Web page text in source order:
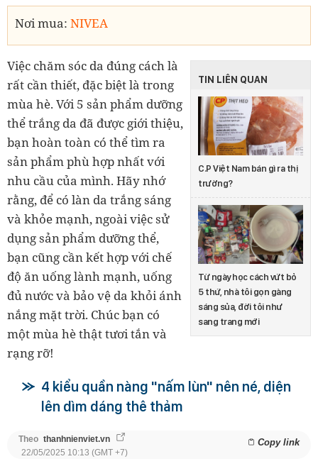
Nơi mua: NIVEA
TIN LIÊN QUAN
C.P Việt Nam bán gì ra thị
trường?
Từ ngày học cách vứt bỏ
5 thứ, nhà tôi gọn gàng
sáng sủa, đời tôi như
sang trang mới
Việc chăm sóc da đúng cách là
rất cần thiết, đặc biệt là trong
mùa hè. Với 5 sản phẩm dưỡng
thể trắng da đã được giới thiệu,
bạn hoàn toàn có thể tìm ra
sản phẩm phù hợp nhất với
nhu cầu của mình. Hãy nhớ
rằng, để có làn da trắng sáng
và khỏe mạnh, ngoài việc sử
dụng sản phẩm dưỡng thể,
bạn cũng cần kết hợp với chế
độ ăn uống lành mạnh, uống
đủ nước và bảo vệ da khỏi ánh
nắng mặt trời. Chúc bạn có
một mùa hè thật tươi tắn và
rạng rỡ!
4 kiểu quần nàng "nấm lùn" nên né, diện
lên dìm dáng thê thảm
Theo thanhnienviet.vn Copy link
22/05/2025 10:13 (GMT +7)